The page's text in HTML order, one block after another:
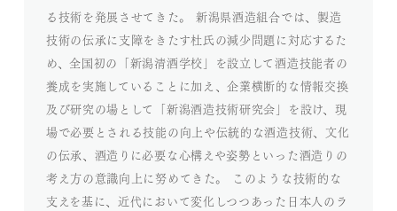
る技術を発展させてきた。 新潟県酒造組合では、製造
技術の伝承に支障をきたす杜氏の減少問題に対応するた
め、全国初の「新潟清酒学校」を設立して酒造技能者の
養成を実施していることに加え、企業横断的な情報交換
及び研究の場として「新潟酒造技術研究会」を設け、現
場で必要とされる技能の向上や伝統的な酒造技術、文化
の伝承、酒造りに必要な心構えや姿勢といった酒造りの
考え方の意識向上に努めてきた。 このような技術的な
支えを基に、近代において変化しつつあった日本人のラ